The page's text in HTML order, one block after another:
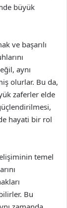
büyük
ve başarılı
aynı
olurlar. Bu da,
zaferler elde
hayati bir rol
temel
Bu